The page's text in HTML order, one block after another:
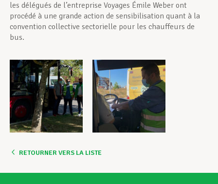
les délégués de l’entreprise Voyages Émile Weber ont
procédé à une grande action de sensibilisation quant à la
convention collective sectorielle pour les chauffeurs de
bus.
RETOURNER VERS LA LISTE